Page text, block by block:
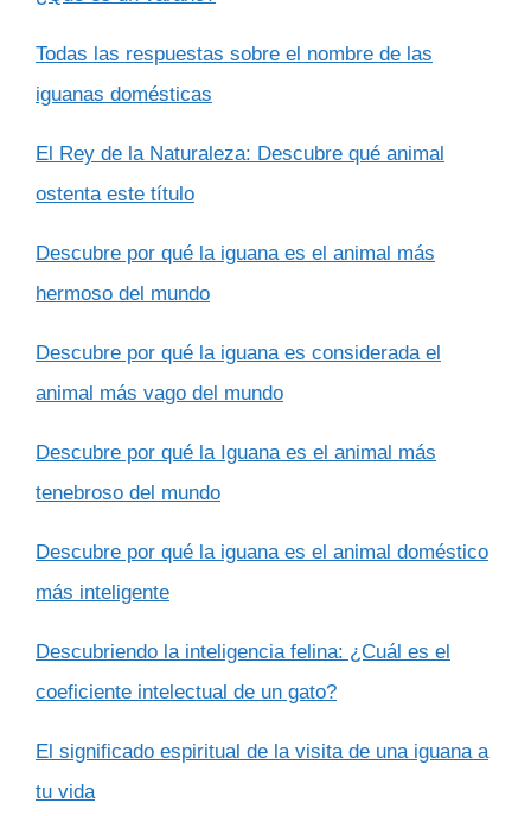
Todas las respuestas sobre el nombre de las
iguanas domésticas
El Rey de la Naturaleza: Descubre qué animal
ostenta este título
Descubre por qué la iguana es el animal más
hermoso del mundo
Descubre por qué la iguana es considerada el
animal más vago del mundo
Descubre por qué la Iguana es el animal más
tenebroso del mundo
Descubre por qué la iguana es el animal doméstico
más inteligente
Descubriendo la inteligencia felina: ¿Cuál es el
coeficiente intelectual de un gato?
El significado espiritual de la visita de una iguana a
tu vida